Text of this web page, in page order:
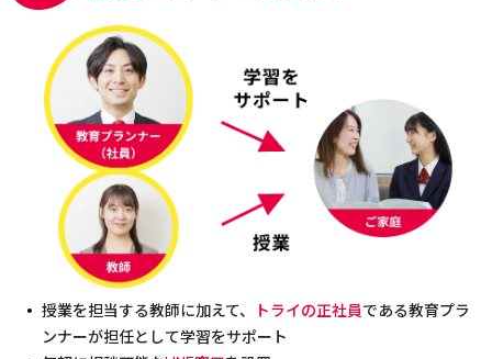
授業を担当する教師に加えて、 トライの正社員である教育プラ
ンナーが担任として学習をサポート